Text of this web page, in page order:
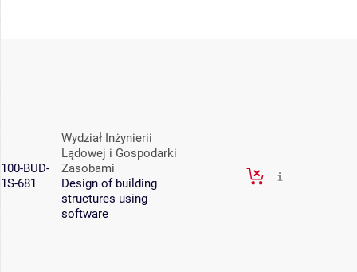
100-BUD-
1S-681
Wydział Inżynierii
Lądowej i Gospodarki
Zasobami
Design of building
structures using
software